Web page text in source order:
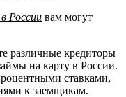
России вам могут
различные кредиторы
на карту в России.
ставками,
к заемщикам.